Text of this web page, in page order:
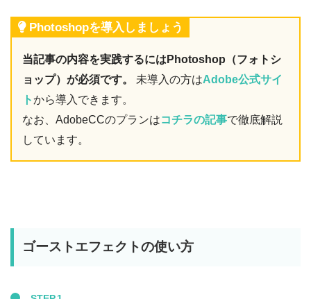
Photoshopを導入しましょう
当記事の内容を実践するにはPhotoshop（フォトシ
ョップ）が必須です。
未導入の方はAdobe公式サイ
トから導入できます。
なお、AdobeCCのプランはコチラの記事で徹底解説
しています。
ゴーストエフェクトの使い方